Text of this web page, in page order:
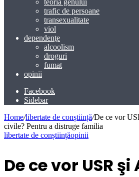
teoria genului
trafic de persoane
transexualitate
viol
dependenţe
alcoolism
droguri
fumat
opinii
Facebook
Sidebar
Home/libertate de conștiință/De ce vor
civile? Pentru a distruge familia
libertate de conștiințăopinii
De ce vor USR şi